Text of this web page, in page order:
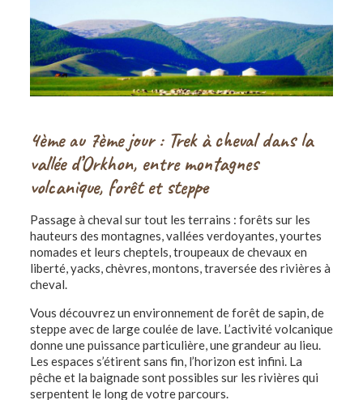
4ème au 7ème jour : Trek à cheval dans la
vallée d’Orkhon, entre montagnes
volcanique, forêt et steppe
Passage à cheval sur tout les terrains : forêts sur les
hauteurs des montagnes, vallées verdoyantes, yourtes
nomades et leurs cheptels, troupeaux de chevaux en
liberté, yacks, chèvres, montons, traversée des rivières à
cheval.
Vous découvrez un environnement de forêt de sapin, de
steppe avec de large coulée de lave. L’activité volcanique
donne une puissance particulière, une grandeur au lieu.
Les espaces s’étirent sans fin, l’horizon est infini. La
pêche et la baignade sont possibles sur les rivières qui
serpentent le long de votre parcours.